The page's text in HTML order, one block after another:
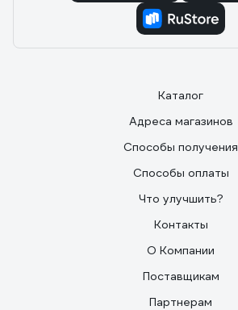
Каталог
Адреса магазинов
Способы получения
Способы оплаты
Что улучшить?
Контакты
О Компании
Поставщикам
Партнерам